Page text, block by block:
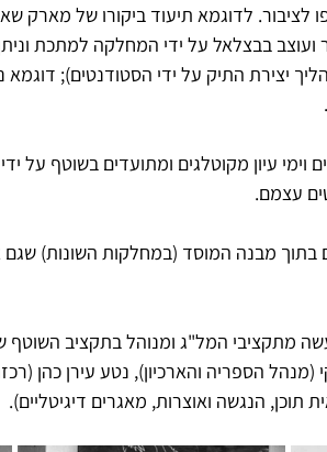
בבצלאל על ידי המחלקה למתכת
יצירת התיק על ידי הסטודנטים);
וימי עיון מקוטלגים ומתועדים בשוטף על
עצמם.
בתוך מבנה המוסד (במחלקות השונות)
מתקציבי המל"ג ומנוהל בתקציב השוטף
(מנהל הספריה והארכיון), נטע עירן כהן
תוכן, הנגשה ואוצרות, מאגרים דיגיטליים).